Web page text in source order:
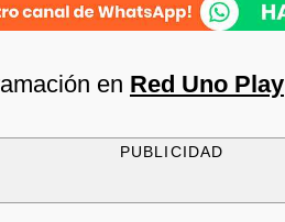
en Red Uno Play
PUBLICIDAD